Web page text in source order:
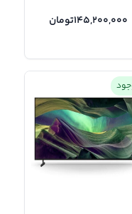
145,200,000تومان